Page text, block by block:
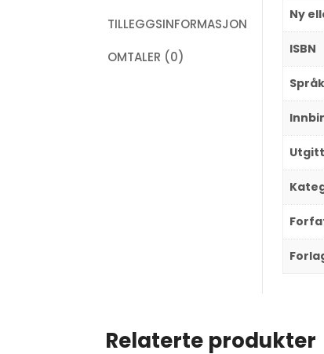
TILLEGGSINFORMASJON
OMTALER (0)
Ny
ISBN
Språk
Utgitt
Relaterte produkter